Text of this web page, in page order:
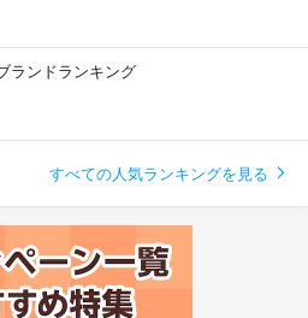
ランドランキング
すべての人気ランキングを見る